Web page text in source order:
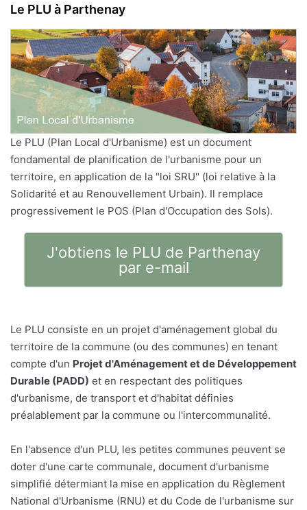
Le PLU à Parthenay
Le PLU (Plan Local d'Urbanisme) est un document
fondamental de planification de l'urbanisme pour un
territoire, en application de la "loi SRU" (loi relative à la
Solidarité et au Renouvellement Urbain). Il remplace
progressivement le POS (Plan d'Occupation des Sols).
J'obtiens le PLU de Parthenay
par e-mail
Le PLU consiste en un projet d'aménagement global du
territoire de la commune (ou des communes) en tenant
compte d'un Projet d'Aménagement et de Développement
Durable (PADD) et en respectant des politiques
d'urbanisme, de transport et d'habitat définies
préalablement par la commune ou l'intercommunalité.
En l'absence d'un PLU, les petites communes peuvent se
doter d'une carte communale, document d'urbanisme
simplifié détermiant la mise en application du Règlement
National d'Urbanisme (RNU) et du Code de l'urbanisme sur